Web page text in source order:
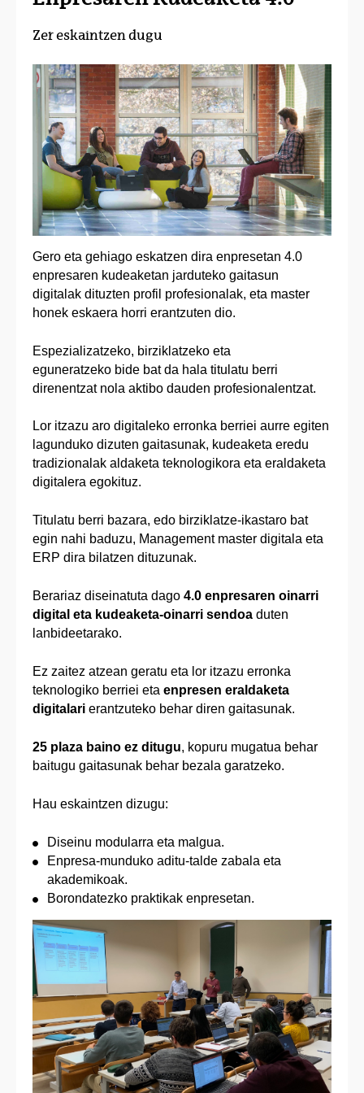
Zer eskaintzen dugu
Gero eta gehiago eskatzen dira enpresetan 4.0
enpresaren kudeaketan jarduteko gaitasun
digitalak dituzten profil profesionalak, eta master
honek eskaera horri erantzuten dio.
Espezializatzeko, birziklatzeko eta
eguneratzeko bide bat da hala titulatu berri
direnentzat nola aktibo dauden profesionalentzat.
Lor itzazu aro digitaleko erronka berriei aurre egiten
lagunduko dizuten gaitasunak, kudeaketa eredu
tradizionalak aldaketa teknologikora eta eraldaketa
digitalera egokituz.
Titulatu berri bazara, edo birziklatze-ikastaro bat
egin nahi baduzu, Management master digitala eta
ERP dira bilatzen dituzunak.
Berariaz diseinatuta dago 4.0 enpresaren oinarri
digital eta kudeaketa-oinarri sendoa duten
lanbideetarako.
Ez zaitez atzean geratu eta lor itzazu erronka
teknologiko berriei eta enpresen eraldaketa
digitalari erantzuteko behar diren gaitasunak.
25 plaza baino ez ditugu, kopuru mugatua behar
baitugu gaitasunak behar bezala garatzeko.
Hau eskaintzen dizugu:
Diseinu modularra eta malgua.
Enpresa-munduko aditu-talde zabala eta
akademikoak.
Borondatezko praktikak enpresetan.